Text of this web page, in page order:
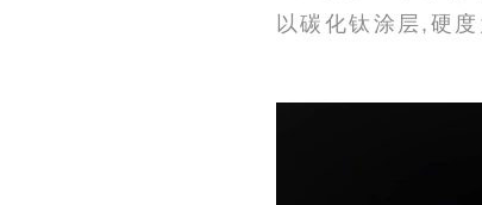
以碳化钛涂层,硬